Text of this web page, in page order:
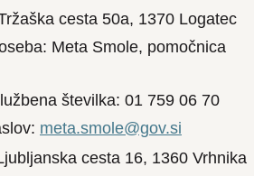
cesta 50a, 1370 Logatec
Meta Smole, pomočnica
številka: 01 759 06 70
meta.smole@gov.si
cesta 16, 1360 Vrhnika